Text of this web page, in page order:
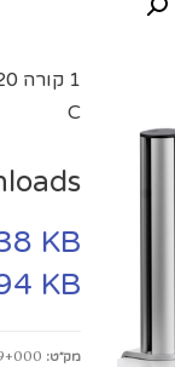
C
KB
KB
מק״ט: